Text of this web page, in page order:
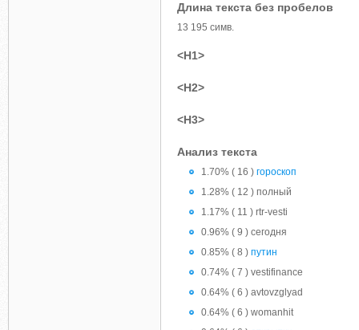
Длина текста без пробелов
13 195 симв.
<H1>
<H2>
<H3>
Анализ текста
1.70% ( 16 ) гороскоп
1.28% ( 12 ) полный
1.17% ( 11 ) rtr-vesti
0.96% ( 9 ) сегодня
0.85% ( 8 ) путин
0.74% ( 7 ) vestifinance
0.64% ( 6 ) avtovzglyad
0.64% ( 6 ) womanhit